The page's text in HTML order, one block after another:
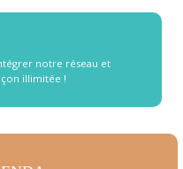
notre réseau et
illimitée !